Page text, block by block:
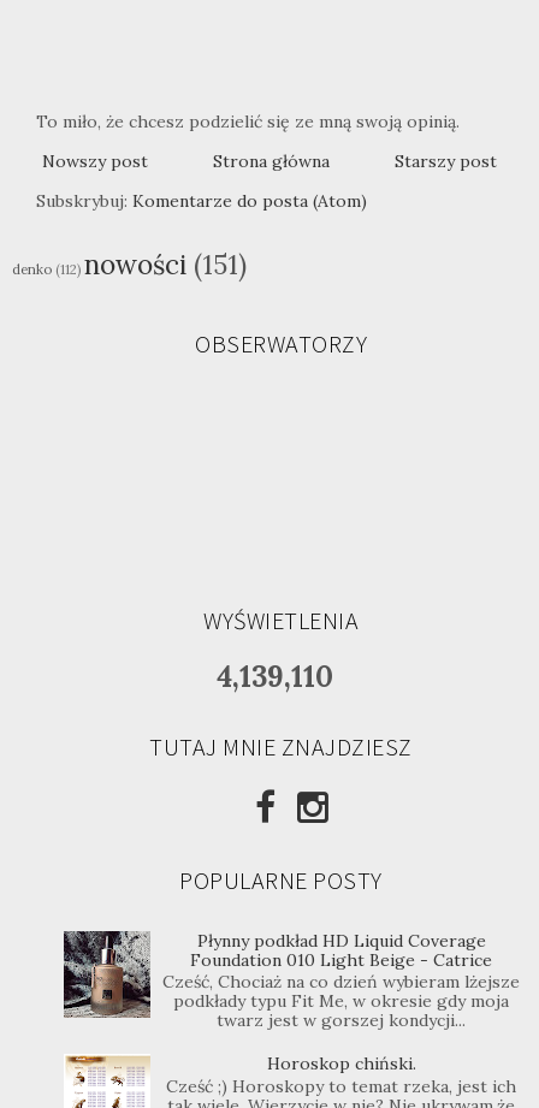
To miło, że chcesz podzielić się ze mną swoją opinią.
Nowszy post
Starszy post
Strona główna
Subskrybuj: Komentarze do posta (Atom)
denko (112) nowości (151)
OBSERWATORZY
WYŚWIETLENIA
4,139,110
TUTAJ MNIE ZNAJDZIESZ
POPULARNE POSTY
Płynny podkład HD Liquid Coverage
Foundation 010 Light Beige - Catrice
Cześć, Chociaż na co dzień wybieram lżejsze
podkłady typu Fit Me, w okresie gdy moja
twarz jest w gorszej kondycji...
Horoskop chiński.
Cześć ;) Horoskopy to temat rzeka, jest ich